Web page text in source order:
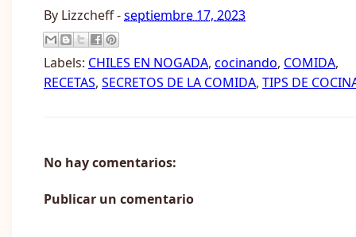
By Lizzcheff-septiembre 17, 2023
Labels: CHILES EN NOGADA, cocinando, COMIDA,
RECETAS, SECRETOS DE LA COMIDA, TIPS DE
No hay comentarios:
Publicar un comentario